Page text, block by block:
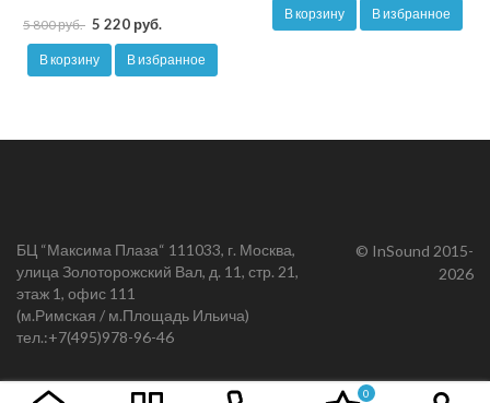
5 800 руб. 5 220 руб.
В корзину В избранное
В корзину В избранное
БЦ “Максима Плаза“ 111033, г. Москва,
улица Золоторожский Вал, д. 11, стр. 21,
этаж 1, офис 111
(м.Римская / м.Площадь Ильича)
тел.:+7(495)978-96-46
© InSound 2015-
2026
0